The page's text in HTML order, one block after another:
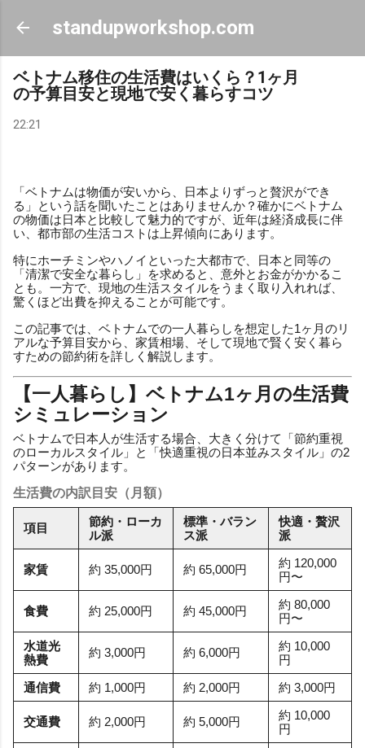
スキップしてメイン コンテンツに移動
standupworkshop.com
ベトナム移住の生活費はいくら？1ヶ月
の予算目安と現地で安く暮らすコツ
22:21
「ベトナムは物価が安いから、日本よりずっと贅沢ができ
る」という話を聞いたことはありませんか？確かにベトナム
の物価は日本と比較して魅力的ですが、近年は経済成長に伴
い、都市部の生活コストは上昇傾向にあります。
特にホーチミンやハノイといった大都市で、日本と同等の
「清潔で安全な暮らし」を求めると、意外とお金がかかるこ
とも。一方で、現地の生活スタイルをうまく取り入れれば、
驚くほど出費を抑えることが可能です。
この記事では、ベトナムでの一人暮らしを想定した1ヶ月のリ
アルな予算目安から、家賃相場、そして現地で賢く安く暮ら
すための節約術を詳しく解説します。
【一人暮らし】ベトナム1ヶ月の生活費
シミュレーション
ベトナムで日本人が生活する場合、大きく分けて「節約重視
のローカルスタイル」と「快適重視の日本並みスタイル」の2
パターンがあります。
生活費の内訳目安（月額）
項目
節約・ローカ
ル派
標準・バラン
ス派
快適・贅沢
派
家賃 約 35,000円 約 65,000円
約 120,000
円〜
食費 約 25,000円 約 45,000円
約 80,000
円〜
水道光
熱費
約 3,000円 約 6,000円
約 10,000
円
通信費
約 1,000円 約 2,000円 約 3,000円
交通費 約 2,000円 約 5,000円
約 10,000
円